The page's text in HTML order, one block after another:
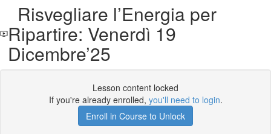
Risvegliare l’Energia per
Ripartire: Venerdì 19
Dicembre’25
Lesson content locked
If you're already enrolled, you'll need to login.
Enroll in Course to Unlock